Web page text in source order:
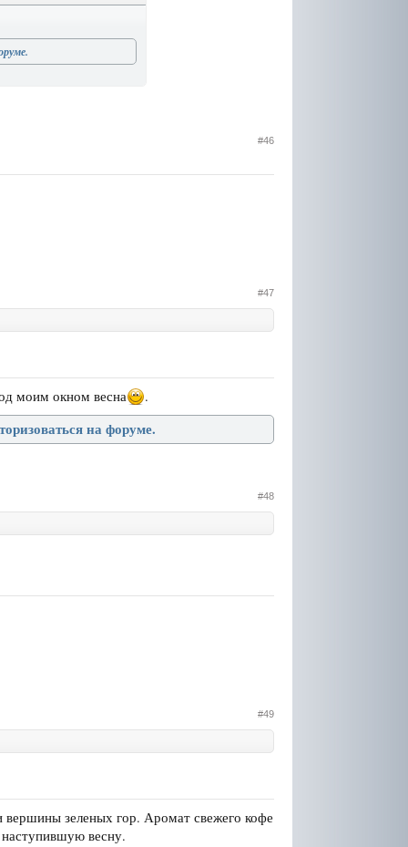
#46
#47
моим окном весна
.
на форуме.
#48
#49
вершины зеленых гор. Аромат свежего кофе
наступившую весну.